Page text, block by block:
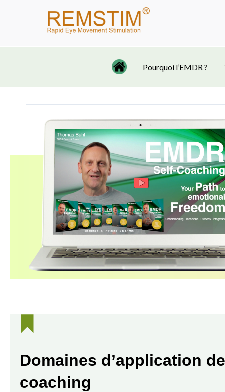
Pourquoi l’EMDR ?
Domaines d’application
coaching